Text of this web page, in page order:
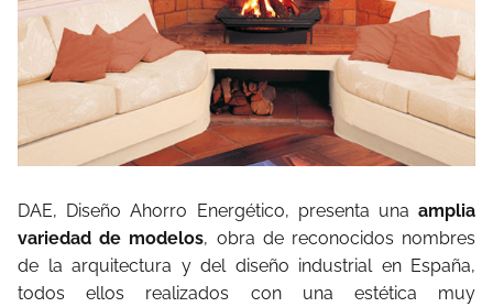
DAE, Diseño Ahorro Energético, presenta una amplia
variedad de modelos, obra de reconocidos nombres
de la arquitectura y del diseño industrial en España,
todos ellos realizados con una estética muy